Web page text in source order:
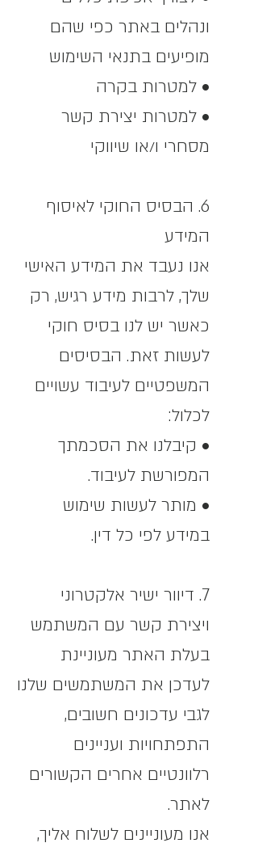
ונהלים באתר כפי שהם
מופיעים בתנאי השימוש
• למטרות בקרה
• למטרות יצירת קשר
מסחרי ו/או שיווקי
6. הבסיס החוקי לאיסוף
המידע
אנו נעבד את המידע האישי
שלך, לרבות מידע רגיש, רק
כאשר יש לנו בסיס חוקי
לעשות זאת. הבסיסים
המשפטיים לעיבוד עשויים
לכלול:
• קיבלנו את הסכמתך
המפורשת לעיבוד.
• מותר לעשות שימוש
במידע לפי כל דין.
7. דיוור ישיר אלקטרוני
ויצירת קשר עם המשתמש
בעלת האתר מעוניינת
לעדכן את המשתמשים שלנו
לגבי עדכונים חשובים,
התפתחויות ועניינים
רלוונטיים אחרים הקשורים
לאתר.
אנו מעוניינים לשלוח אליך,